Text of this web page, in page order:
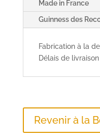
Made in France
Guinness des
Fabrication à la
Délais de
Revenir à la